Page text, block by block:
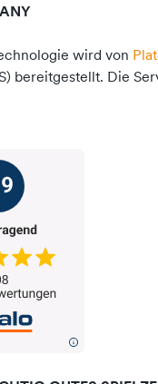
wird von
bereitgestellt. Die